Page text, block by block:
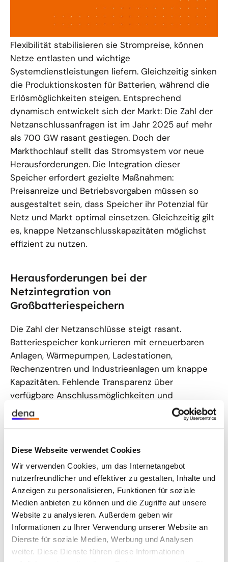
Diese Webseite verwendet Cookies
Wir verwenden Cookies, um das Internetangebot
nutzerfreundlicher und effektiver zu gestalten, Inhalte und
Anzeigen zu personalisieren, Funktionen für soziale
Medien anbieten zu können und die Zugriffe auf unsere
Website zu analysieren. Außerdem geben wir
Informationen zu Ihrer Verwendung unserer Website an
Dienste für soziale Medien, Werbung und Analysen
weiter. Diese Dienste führen diese Informationen
Großbatteriespeicher sind eine zentrale
Flexibilität stabilisieren sie Strompreise, können
Netze entlasten und wichtige
Systemdienstleistungen liefern. Gleichzeitig sinken
die Produktionskosten für Batterien, während die
Erlösmöglichkeiten steigen. Entsprechend
dynamisch entwickelt sich der Markt: Die Zahl der
Netzanschlussanfragen ist im Jahr 2025 auf mehr
als 700 GW rasant gestiegen. Doch der
Markthochlauf stellt das Stromsystem vor neue
Herausforderungen. Die Integration dieser
Speicher erfordert gezielte Maßnahmen:
Preisanreize und Betriebsvorgaben müssen so
ausgestaltet sein, dass Speicher ihr Potenzial für
Netz und Markt optimal einsetzen. Gleichzeitig gilt
es, knappe Netzanschlusskapazitäten möglichst
effizient zu nutzen.
Herausforderungen bei der
Netzintegration von
Großbatteriespeichern
Die Zahl der Netzanschlüsse steigt rasant.
Batteriespeicher konkurrieren mit erneuerbaren
Anlagen, Wärmepumpen, Ladestationen,
Rechenzentren und Industrieanlagen um knappe
Kapazitäten. Fehlende Transparenz über
verfügbare Anschlussmöglichkeiten und
mangelnde Priorisierungsmechanismen
verschärfen die Lage. Die Folge: Projekte verzögern
Wirtschaftsstandorts senkt. Auch der Betrieb der
Speicher ist mit Herausforderungen verbunden:
Ohne Betriebsvorgaben und Anreize, die mehr als
nur die aktuelle Situation an den
Großhandelsmärkten berücksichtigen, ist ein
effizienter Betrieb von Großbatteriespeichern
nicht möglich.